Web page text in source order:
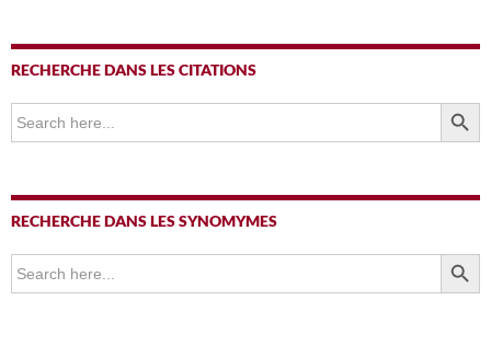
RECHERCHE DANS LES CITATIONS
Search
for:
SEARCH
RECHERCHE DANS LES SYNOMYMES
Search
for:
SEARCH